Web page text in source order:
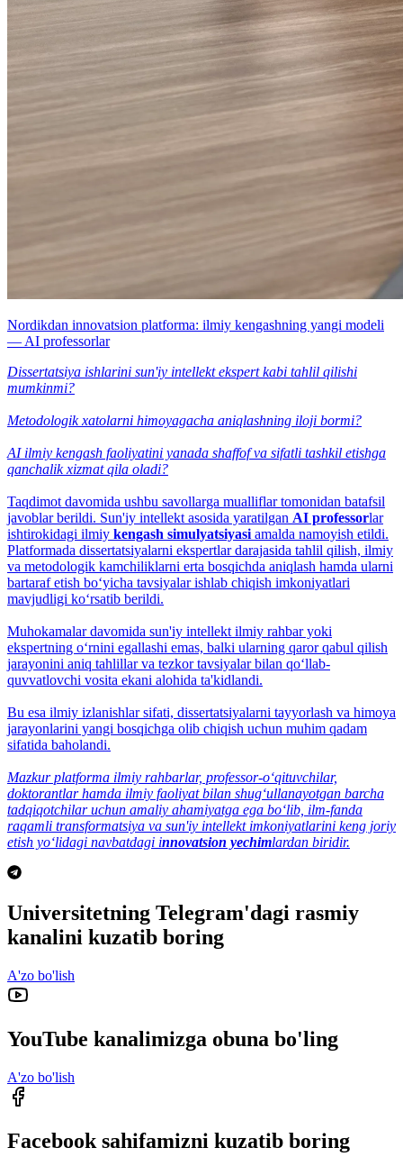
Nordikdan innovatsion platforma: ilmiy kengashning yangi modeli
— AI professorlar
Dissertatsiya ishlarini sun'iy intellekt ekspert kabi tahlil qilishi
mumkinmi?
Metodologik xatolarni himoyagacha aniqlashning iloji bormi?
AI ilmiy kengash faoliyatini yanada shaffof va sifatli tashkil etishga
qanchalik xizmat qila oladi?
Taqdimot davomida ushbu savollarga mualliflar tomonidan batafsil
javoblar berildi. Sun'iy intellekt asosida yaratilgan AI professorlar
ishtirokidagi ilmiy kengash simulyatsiyasi amalda namoyish etildi.
Platformada dissertatsiyalarni ekspertlar darajasida tahlil qilish, ilmiy
va metodologik kamchiliklarni erta bosqichda aniqlash hamda ularni
bartaraf etish bo‘yicha tavsiyalar ishlab chiqish imkoniyatlari
mavjudligi ko‘rsatib berildi.
Muhokamalar davomida sun'iy intellekt ilmiy rahbar yoki
ekspertning o‘rnini egallashi emas, balki ularning qaror qabul qilish
jarayonini aniq tahlillar va tezkor tavsiyalar bilan qo‘llab-
quvvatlovchi vosita ekani alohida ta'kidlandi.
Bu esa ilmiy izlanishlar sifati, dissertatsiyalarni tayyorlash va himoya
jarayonlarini yangi bosqichga olib chiqish uchun muhim qadam
sifatida baholandi.
Mazkur platforma ilmiy rahbarlar, professor-o‘qituvchilar,
doktorantlar hamda ilmiy faoliyat bilan shug‘ullanayotgan barcha
tadqiqotchilar uchun amaliy ahamiyatga ega bo‘lib, ilm-fanda
raqamli transformatsiya va sun'iy intellekt imkoniyatlarini keng joriy
etish yo‘lidagi navbatdagi innovatsion yechimlardan biridir.
Universitetning Telegram'dagi rasmiy
kanalini kuzatib boring
A'zo bo'lish
YouTube kanalimizga obuna bo'ling
A'zo bo'lish
Facebook sahifamizni kuzatib boring